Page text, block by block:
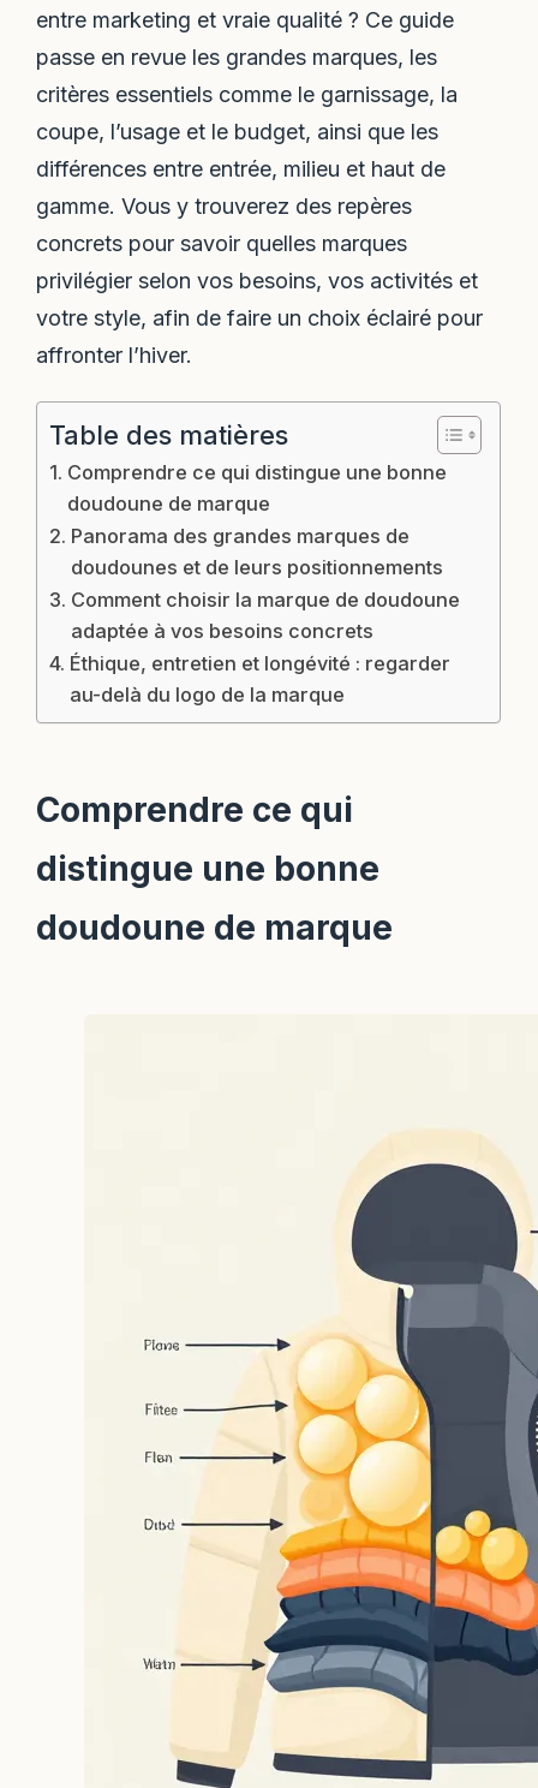
entre marketing et vraie qualité ? Ce guide
passe en revue les grandes marques, les
critères essentiels comme le garnissage, la
coupe, l’usage et le budget, ainsi que les
différences entre entrée, milieu et haut de
gamme. Vous y trouverez des repères
concrets pour savoir quelles marques
privilégier selon vos besoins, vos activités et
votre style, afin de faire un choix éclairé pour
affronter l’hiver.
Table des matières
Comprendre ce qui distingue une bonne
doudoune de marque
Panorama des grandes marques de
doudounes et de leurs positionnements
Comment choisir la marque de doudoune
adaptée à vos besoins concrets
Éthique, entretien et longévité : regarder
au-delà du logo de la marque
Comprendre ce qui
distingue une bonne
doudoune de marque